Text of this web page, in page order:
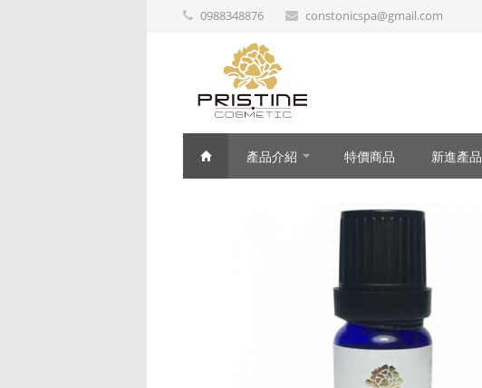
0988348876 constonicspa@gmail.com
產品介紹 特價商品 新進產品